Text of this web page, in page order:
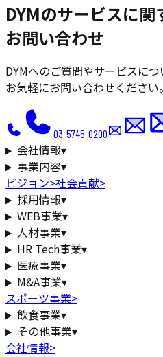
DYMのサービスに関
お問い合わせ
DYMへのご質問やサービスにつ
お気軽にお問い合わせください。
03-5745-0200
会社情報▾
事業内容▾
ビジョン>社会貢献>
採用情報▾
WEB事業▾
人材事業▾
HR Tech事業▾
医療事業▾
M&A事業▾
スポーツ事業>
飲食事業▾
その他事業▾
会社情報>